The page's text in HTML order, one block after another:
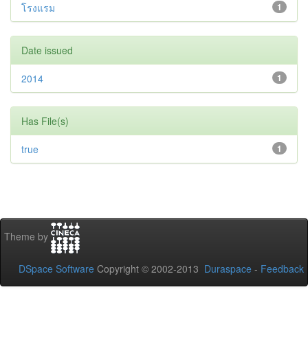
1
โรงแรม
Date issued
1
2014
Has File(s)
1
true
Theme by
DSpace Software Copyright © 2002-2013 Duraspace - Feedback